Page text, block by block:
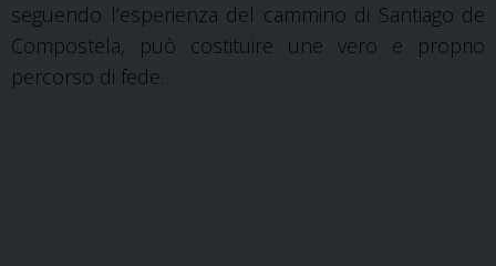
seguendo l’esperienza del cammino di Santiago de
Compostela, può costituire une vero e proprio
percorso di fede.